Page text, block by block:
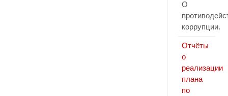
О
коррупции.
Отчёты
о
реализации
плана
по